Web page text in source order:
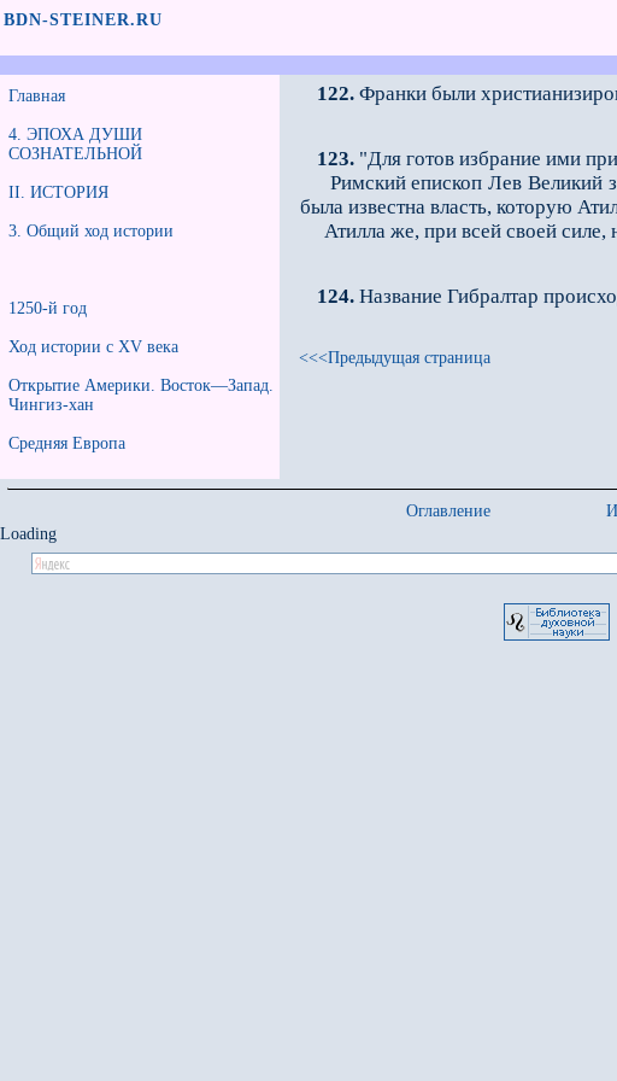
BDN-STEINER.RU
Главная
4. ЭПОХА ДУШИ
СОЗНАТЕЛЬНОЙ
II. ИСТОРИЯ
3. Общий ход истории
1250-й год
Ход истории с XV века
Открытие Америки. Восток—Запад.
Чингиз-хан
Средняя Европа
122. Франки были
123. "Для готов избрание ими
Римский епископ Лев Великий
была известна власть, которую
Атилла же, при всей своей силе,
124. Название Гибралтар
<<<Предыдущая страница
Оглавление
Loading